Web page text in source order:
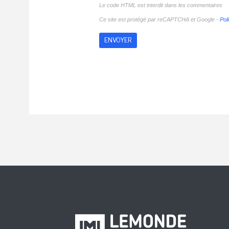
Le code HTML est interdit dans les commentaires
Ce site est protégé par reCAPTCHA et Google -